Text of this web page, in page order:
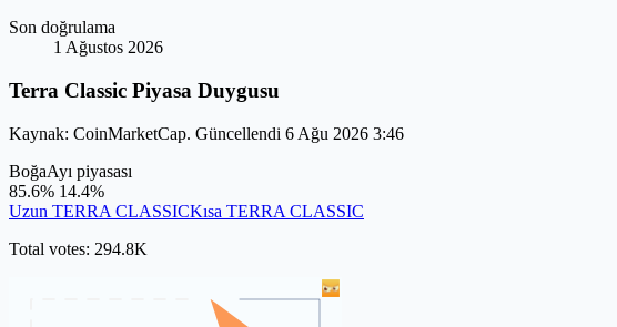
Son doğrulama
1 Ağustos 2026
Terra Classic Piyasa Duygusu
Kaynak: CoinMarketCap. Güncellendi 6 Ağu 2026 3:46
BoğaAyı piyasası
85.6% 14.4%
Uzun TERRA CLASSICKısa TERRA CLASSIC
Total votes: 294.8K